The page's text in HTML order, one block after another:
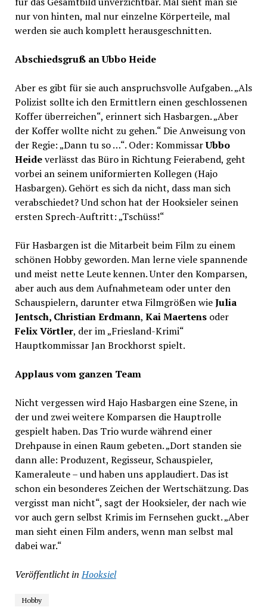
nur von hinten, mal nur einzelne Körperteile, mal
werden sie auch komplett herausgeschnitten.
Abschiedsgruß an Ubbo Heide
Aber es gibt für sie auch anspruchsvolle Aufgaben. „Als
Polizist sollte ich den Ermittlern einen geschlossenen
Koffer überreichen“, erinnert sich Hasbargen. „Aber
der Koffer wollte nicht zu gehen.“ Die Anweisung von
der Regie: „Dann tu so …“. Oder: KommissarUbbo
Heideverlässt das Büro in Richtung Feierabend, geht
vorbei an seinem uniformierten Kollegen (Hajo
Hasbargen). Gehört es sich da nicht, dass man sich
verabschiedet? Und schon hat der Hooksieler seinen
ersten Sprech-Auftritt: „Tschüss!“
Für Hasbargen ist die Mitarbeit beim Film zu einem
schönen Hobby geworden. Man lerne viele spannende
und meist nette Leute kennen. Unter den Komparsen,
aber auch aus dem Aufnahmeteam oder unter den
Schauspielern, darunter etwa Filmgrößen wieJulia
Jentsch, Christian Erdmann, Kai Maertens oder
Felix Vörtler, der im „Friesland-Krimi“
Hauptkommissar Jan Brockhorst spielt.
Applaus vom ganzen Team
Nicht vergessen wird Hajo Hasbargen eine Szene, in
der und zwei weitere Komparsen die Hauptrolle
gespielt haben. Das Trio wurde während einer
Drehpause in einen Raum gebeten. „Dort standen sie
dann alle: Produzent, Regisseur, Schauspieler,
Kameraleute – und haben uns applaudiert. Das ist
schon ein besonderes Zeichen der Wertschätzung. Das
vergisst man nicht“, sagt der Hooksieler, der nach wie
vor auch gern selbst Krimis im Fernsehen guckt. „Aber
man sieht einen Film anders, wenn man selbst mal
dabei war.“
Veröffentlicht in Hooksiel
Hobby